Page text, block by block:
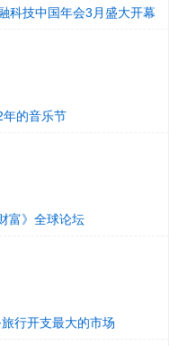
科技中国年会3月盛大开幕
年的音乐节
富》全球论坛
行开支最大的市场